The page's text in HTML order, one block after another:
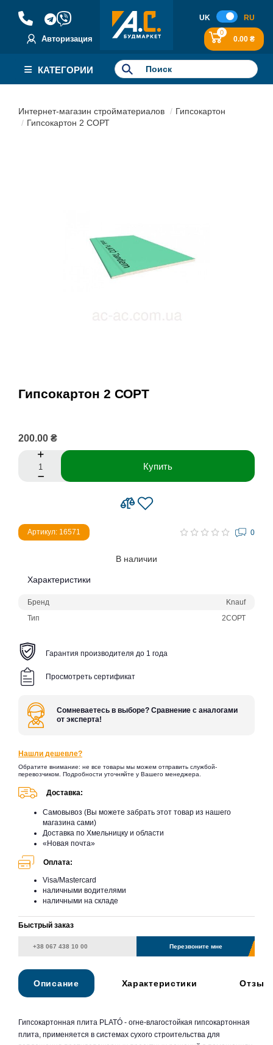
Авторизация
UK RU
0
0.00 ₴
КАТЕГОРИИ
Интернет-магазин стройматериалов
Гипсокартон
Гипсокартон 2 СОРТ
Гипсокартон 2 СОРТ
200.00 ₴
Купить
Артикул: 16571 0
В наличии
Характеристики
Бренд
Knauf
Тип
2СОРТ
Гарантия производителя до 1 года
Просмотреть сертификат
Сомневаетесь в выборе? Сравнение с аналогами
от эксперта!
Нашли дешевле?
Обратите внимание: не все товары мы можем отправить службой-
перевозчиком. Подробности уточняйте у Вашего менеджера.
Доставка:
Самовывоз (Вы можете забрать этот товар из нашего
магазина сами)
Доставка по Хмельницку и области
«Новая почта»
Оплата:
Visa/Mastercard
наличными водителями
наличными на складе
Быстрый заказ
Перезвоните мне
Описание Характеристики
Гипсокартонная плита PLATÓ - огне-влагостойкая гипсокартонная
плита, применяется в системах сухого строительства для